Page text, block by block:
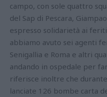
campo, con sole quattro
del Sap di Pescara,
espresso solidarietà ai
abbiamo avuto sei agenti
Senigallia e Roma e altri
andando in ospedale per
riferisce inoltre che
lanciate 126 bombe carta